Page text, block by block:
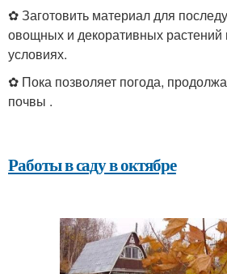
✿ Заготовить материал для
овощных и декоративных
условиях.
✿ Пока позволяет погода,
почвы .
Работы в саду в октябре